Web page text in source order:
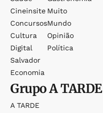
Cineinsite
Concursos
Cultura
Digital
Salvador
Economia
Muito
Mundo
Opinião
Política
GrupoA TARDE
A TARDE